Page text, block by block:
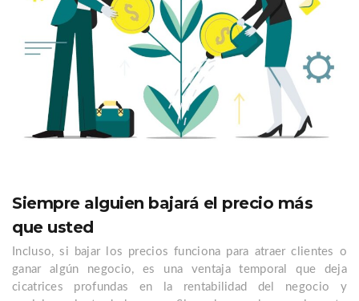
Siempre alguien bajará el precio más
que usted
Incluso, si bajar los precios funciona para atraer clientes o
ganar algún negocio, es una ventaja temporal que deja
cicatrices profundas en la rentabilidad del negocio y